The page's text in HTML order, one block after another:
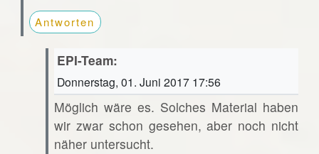
Antworten
EPI-Team:
Donnerstag, 01. Juni 2017 17:56
Möglich wäre es. Solches Material haben
wir zwar schon gesehen, aber noch nicht
näher untersucht.